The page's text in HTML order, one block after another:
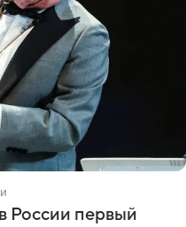
России первый